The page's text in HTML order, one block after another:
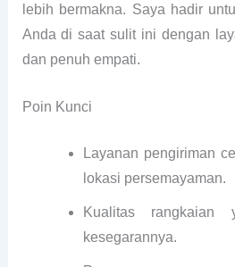
lebih bermakna. Saya hadir
Anda di saat sulit ini dengan
dan penuh empati.
Poin Kunci
Layanan pengiriman
lokasi persemayaman.
Kualitas rangkaian
kesegarannya.